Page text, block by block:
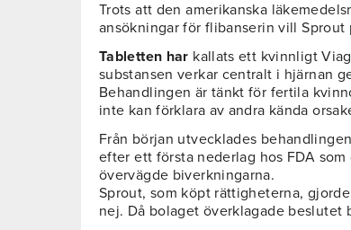
Trots att den amerikanska
ansökningar för flibanserin vill Sprout
Tabletten har kallats ett kvinnligt
substansen verkar centralt i hjärnan
Behandlingen är tänkt för fertila
inte kan förklara av andra kända
Från början utvecklades
efter ett första nederlag hos FDA
övervägde biverkningarna.
Sprout, som köpt rättigheterna,
nej. Då bolaget överklagade beslutet